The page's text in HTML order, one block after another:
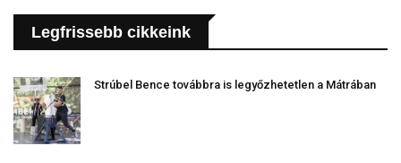
Legfrissebb cikkeink
Strúbel Bence továbbra is legyőzhetetlen a Mátrában